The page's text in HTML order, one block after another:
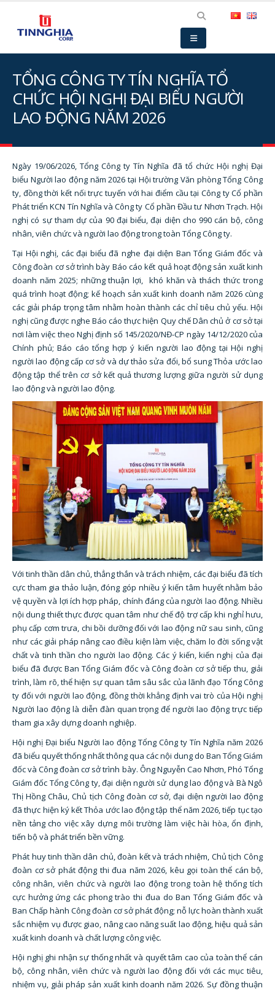
TỔNG CÔNG TY TÍN NGHĨA TỔ
CHỨC HỘI NGHỊ ĐẠI BIỂU NGƯỜI
LAO ĐỘNG NĂM 2026
Ngày 19/06/2026, Tổng Công ty Tín Nghĩa đã tổ chức Hội nghị Đại
biểu Người lao động năm 2026 tại Hội trường Văn phòng Tổng Công
ty, đồng thời kết nối trực tuyến với hai điểm cầu tại Công ty Cổ phần
Phát triển KCN Tín Nghĩa và Công ty Cổ phần Đầu tư Nhơn Trạch. Hội
nghị có sự tham dự của 90 đại biểu, đại diện cho 990 cán bộ, công
nhân, viên chức và người lao động trong toàn Tổng Công ty.
Tại Hội nghị, các đại biểu đã nghe đại diện Ban Tổng Giám đốc và
Công đoàn cơ sở trình bày Báo cáo kết quả hoạt động sản xuất kinh
doanh năm 2025; những thuận lợi, khó khăn và thách thức trong
quá trình hoạt động; kế hoạch sản xuất kinh doanh năm 2026 cùng
các giải pháp trọng tâm nhằm hoàn thành các chỉ tiêu chủ yếu. Hội
nghị cũng được nghe Báo cáo thực hiện Quy chế Dân chủ ở cơ sở tại
nơi làm việc theo Nghị định số 145/2020/NĐ-CP ngày 14/12/2020 của
Chính phủ; Báo cáo tổng hợp ý kiến người lao động tại Hội nghị
người lao động cấp cơ sở và dự thảo sửa đổi, bổ sung Thỏa ước lao
động tập thể trên cơ sở kết quả thương lượng giữa người sử dụng
lao động và người lao động.
Với tinh thần dân chủ, thẳng thắn và trách nhiệm, các đại biểu đã tích
cực tham gia thảo luận, đóng góp nhiều ý kiến tâm huyết nhằm bảo
vệ quyền và lợi ích hợp pháp, chính đáng của người lao động. Nhiều
nội dung thiết thực được quan tâm như chế độ trợ cấp khi nghỉ hưu,
phụ cấp cơm trưa, chi bồi dưỡng đối với lao động nữ sau sinh, cũng
như các giải pháp nâng cao điều kiện làm việc, chăm lo đời sống vật
chất và tinh thần cho người lao động. Các ý kiến, kiến nghị của đại
biểu đã được Ban Tổng Giám đốc và Công đoàn cơ sở tiếp thu, giải
trình, làm rõ, thể hiện sự quan tâm sâu sắc của lãnh đạo Tổng Công
ty đối với người lao động, đồng thời khẳng định vai trò của Hội nghị
Người lao động là diễn đàn quan trọng để người lao động trực tiếp
tham gia xây dựng doanh nghiệp.
Hội nghị Đại biểu Người lao động Tổng Công ty Tín Nghĩa năm 2026
đã biểu quyết thống nhất thông qua các nội dung do Ban Tổng Giám
đốc và Công đoàn cơ sở trình bày. Ông Nguyễn Cao Nhơn, Phó Tổng
Giám đốc Tổng Công ty, đại diện người sử dụng lao động và Bà Ngô
Thị Hồng Châu, Chủ tịch Công đoàn cơ sở, đại diện người lao động
đã thực hiện ký kết Thỏa ước lao động tập thể năm 2026, tiếp tục tạo
nền tảng cho việc xây dựng môi trường làm việc hài hòa, ổn định,
tiến bộ và phát triển bền vững.
Phát huy tinh thần dân chủ, đoàn kết và trách nhiệm, Chủ tịch Công
đoàn cơ sở phát động thi đua năm 2026, kêu gọi toàn thể cán bộ,
công nhân, viên chức và người lao động trong toàn hệ thống tích
cực hưởng ứng các phong trào thi đua do Ban Tổng Giám đốc và
Ban Chấp hành Công đoàn cơ sở phát động; nỗ lực hoàn thành xuất
sắc nhiệm vụ được giao, nâng cao năng suất lao động, hiệu quả sản
xuất kinh doanh và chất lượng công việc.
Hội nghị ghi nhận sự thống nhất và quyết tâm cao của toàn thể cán
bộ, công nhân, viên chức và người lao động đối với các mục tiêu,
nhiệm vụ, giải pháp sản xuất kinh doanh năm 2026. Sự đồng thuận